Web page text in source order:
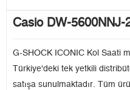
Casio DW-5600NNJ-
G-SHOCK ICONIC Kol Saati
Türkiye'deki tek yetkili
satışa sunulmaktadır. Tüm